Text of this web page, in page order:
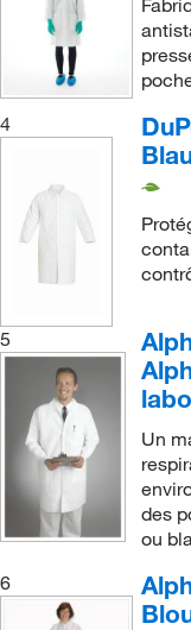
4
5
Un
des
ou
6